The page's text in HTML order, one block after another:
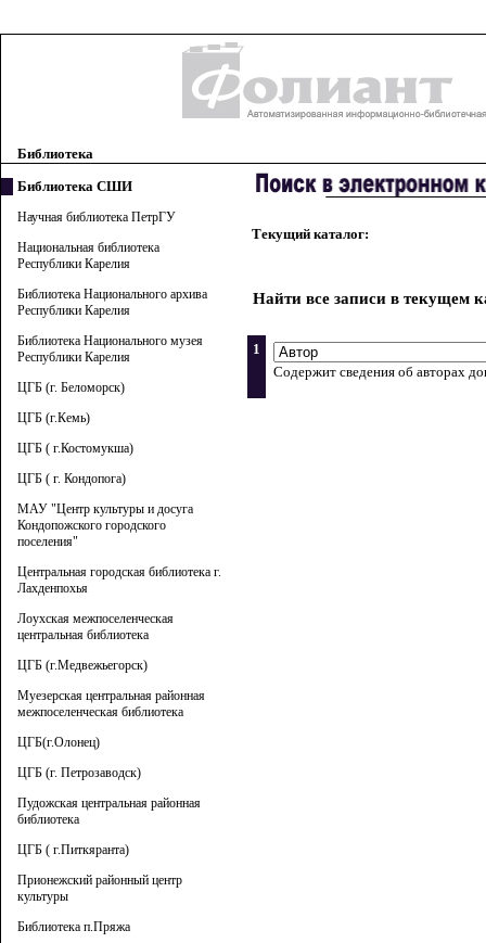
Библиотека
Библиотека СШИ
Научная библиотека ПетрГУ
Национальная библиотека
Республики Карелия
Библиотека Национального архива
Республики Карелия
Библиотека Национального музея
Республики Карелия
ЦГБ (г. Беломорск)
ЦГБ (г.Кемь)
ЦГБ ( г.Костомукша)
ЦГБ ( г. Кондопога)
МАУ "Центр культуры и досуга
Кондопожского городского
поселения"
Центральная городская библиотека г.
Лахденпохья
Лоухская межпоселенческая
центральная библиотека
ЦГБ (г.Медвежьегорск)
Муезерская центральная районная
межпоселенческая библиотека
ЦГБ(г.Олонец)
ЦГБ (г. Петрозаводск)
Пудожская центральная районная
библиотека
ЦГБ ( г.Питкяранта)
Прионежский районный центр
культуры
Библиотека п.Пряжа
Текущий каталог:
Найти все записи в текущем
1
Содержит сведения об авторах